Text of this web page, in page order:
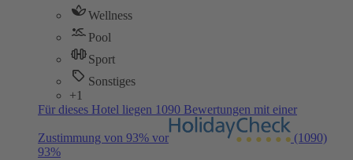
Wellness
Pool
Sport
Sonstiges
+1
Für dieses Hotel liegen 1090 Bewertungen mit einer
Zustimmung von 93% vor
(1090)
93%